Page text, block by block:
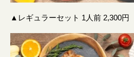
▲レギュラーセット 1人前 2,300円